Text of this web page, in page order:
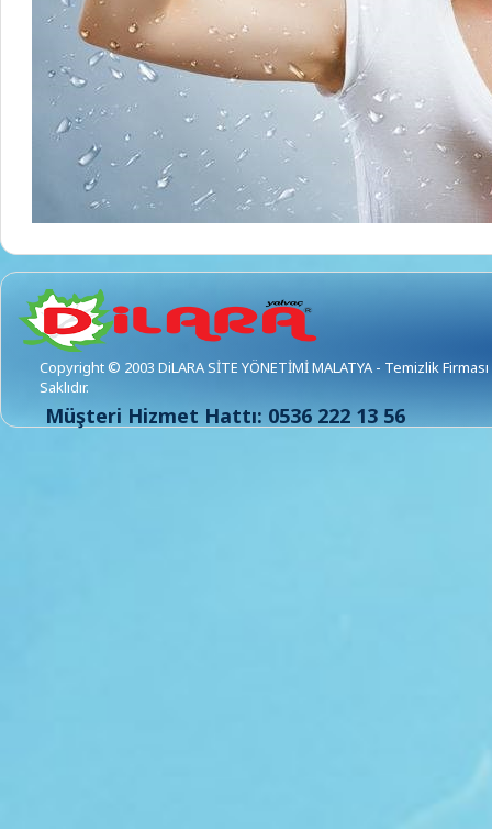
Copyright © 2003 DiLARA SİTE YÖNETİMİ MALATYA - Temizlik Firması
Saklıdır.
Müşteri Hizmet Hattı: 0536 222 13 56